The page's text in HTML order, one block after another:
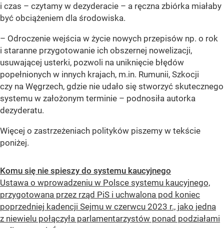
i czas – czytamy w dezyderacie – a ręczna zbiórka miałaby
być obciążeniem dla środowiska.
– Odroczenie wejścia w życie nowych przepisów np. o rok
i staranne przygotowanie ich obszernej nowelizacji,
usuwającej usterki, pozwoli na uniknięcie błędów
popełnionych w innych krajach, m.in. Rumunii, Szkocji
czy na Węgrzech, gdzie nie udało się stworzyć skutecznego
systemu w założonym terminie – podnosiła autorka
dezyderatu.
Więcej o zastrzeżeniach polityków piszemy w tekście
poniżej.
Komu się nie spieszy do systemu kaucyjnego
Ustawa o wprowadzeniu w Polsce systemu kaucyjnego,
przygotowana przez rząd PiS i uchwalona pod koniec
poprzedniej kadencji Sejmu w czerwcu 2023 r., jako jedna
z niewielu połączyła parlamentarzystów ponad podziałami